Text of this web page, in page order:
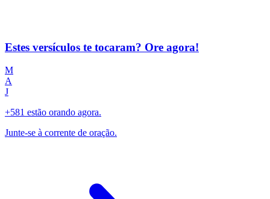
Estes versículos te tocaram? Ore agora!
M
A
J
+581 estão orando agora.
Junte-se à corrente de oração.